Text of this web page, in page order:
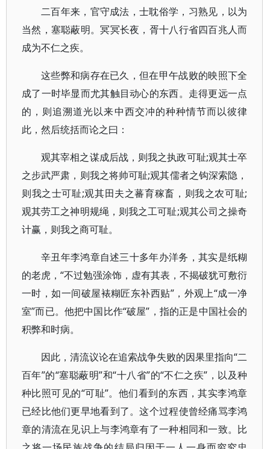
二百年来，官守成法，士耽俗学，习熟见，以为
当然，塞聪蔽明。冥冥长夜，胥十八行省四百兆人而
成为不仁之疾。
这些弊和病存在已久，但在甲午战败的映照下全
成了一时毕显而尤其触目动心的东西。走得更远一点
的，则追溯道光以来中西交冲的种种情节而以彼律
此，然后统括而论之曰：
观其宰相之谋成后战，则我之执政可耻;观其士卒
之步武严肃，则我之将帅可耻;观其儒者之钩深索隐，
则我之士可耻;观其田夫之蕃育稼畜，则我之农可耻;
观其劳工之神明规绳，则我之工可耻;观其公司之操奇
计赢，则我之商可耻。
辛丑年李鸿章自述三十多年办洋务，其实是纸糊
的老虎，“不过勉强涂饰，虚有其表，不揭破犹可敷衍
一时，如一间破屋裱糊匠东补西贴”，外观上“成一净
室”而已。他把中国比作“破屋”，指的正是中国社会的
积弊和时病。
因此，清流议论在追索战争失败的因果里指向“二
百年”的“塞聪蔽明”和“十八省”的“不仁之疾”，以及种
种比照可见的“可耻”。他们看到的东西，其实李鸿章
已经比他们更早地看到了。这个过程使曾经痛骂李鸿
章的清流在见识上与李鸿章有了一种相同和一致。比